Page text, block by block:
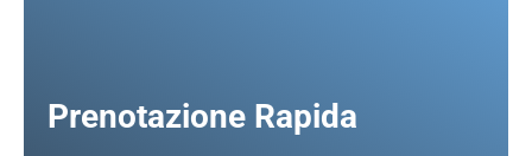
Prenotazione Rapida